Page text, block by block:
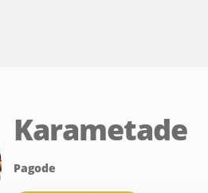
Karametade
Pagode